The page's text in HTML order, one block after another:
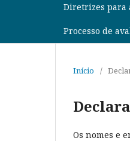
Diretrizes para
Processo de
Início /
Os nomes e